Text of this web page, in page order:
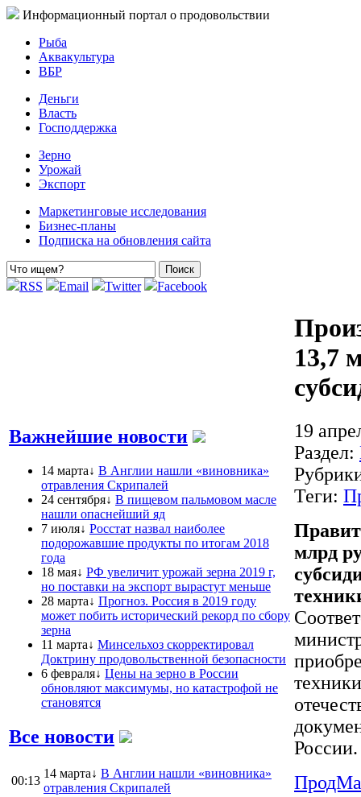
Информационный портал о продовольствии
Рыба
Аквакультура
ВБР
Деньги
Власть
Господдержка
Зерно
Урожай
Экспорт
Маркетинговые исследования
Бизнес-планы
Подписка на обновления сайта
RSS Email Twitter Facebook
Важнейшие новости
14 марта↓ В Англии нашли «виновника»
отравления Скрипалей
24 сентября↓ В пищевом пальмовом масле
нашли опаснейший яд
7 июля↓ Росстат назвал наиболее
подорожавшие продукты по итогам 2018
года
18 мая↓ РФ увеличит урожай зерна 2019 г,
но поставки на экспорт вырастут меньше
28 марта↓ Прогноз. Россия в 2019 году
может побить исторический рекорд по сбору
зерна
11 марта↓ Минсельхоз скорректировал
Доктрину продовольственной безопасности
6 февраля↓ Цены на зерно в России
обновляют максимумы, но катастрофой не
становятся
Все новости
00:13
14 марта↓ В Англии нашли «виновника»
отравления Скрипалей
13,7
19
Раздел:
Теги:
млрд
России.